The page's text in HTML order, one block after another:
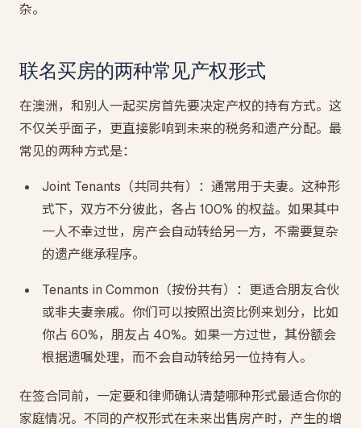
杂。
联名买房的两种常见产权形式
在澳洲，和别人一起买房首先要决定产权的持有方式。这
不仅关乎面子，更直接影响到未来的税务和遗产分配。最
常见的两种方式是：
Joint Tenants（共同共有）：通常用于夫妻。这种形
式下，双方不分彼此，各占 100% 的权益。如果其中
一人不幸过世，房产会自动转给另一方，不需要复杂
的遗产继承程序。
Tenants in Common（按份共有）：更适合朋友合伙
或非夫妻亲戚。你们可以按照出资比例来划分，比如
你占 60%，朋友占 40%。如果一方过世，其份额会
根据遗嘱处理，而不会自动转给另一位持有人。
在签合同前，一定要和律师确认清楚哪种形式最适合你的
家庭情况。不同的产权形式在未来出售房产时，产生的增